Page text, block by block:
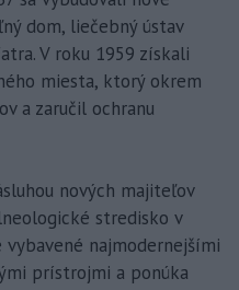
dom, liečebný ústav
V roku 1959 získali
miesta, ktorý okrem
a zaručil ochranu
nových majiteľov
stredisko v
najmodernejšími
prístrojmi a ponúka